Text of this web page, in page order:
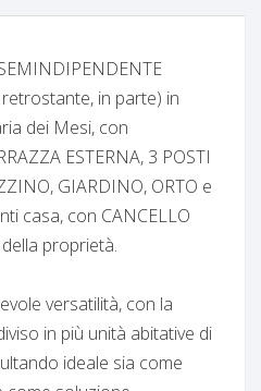
in parte) in
dei Mesi, con
ESTERNA, 3 POSTI
GIARDINO, ORTO e
casa, con CANCELLO
proprietà.
versatilità, con la
in più unità abitative di
ideale sia come